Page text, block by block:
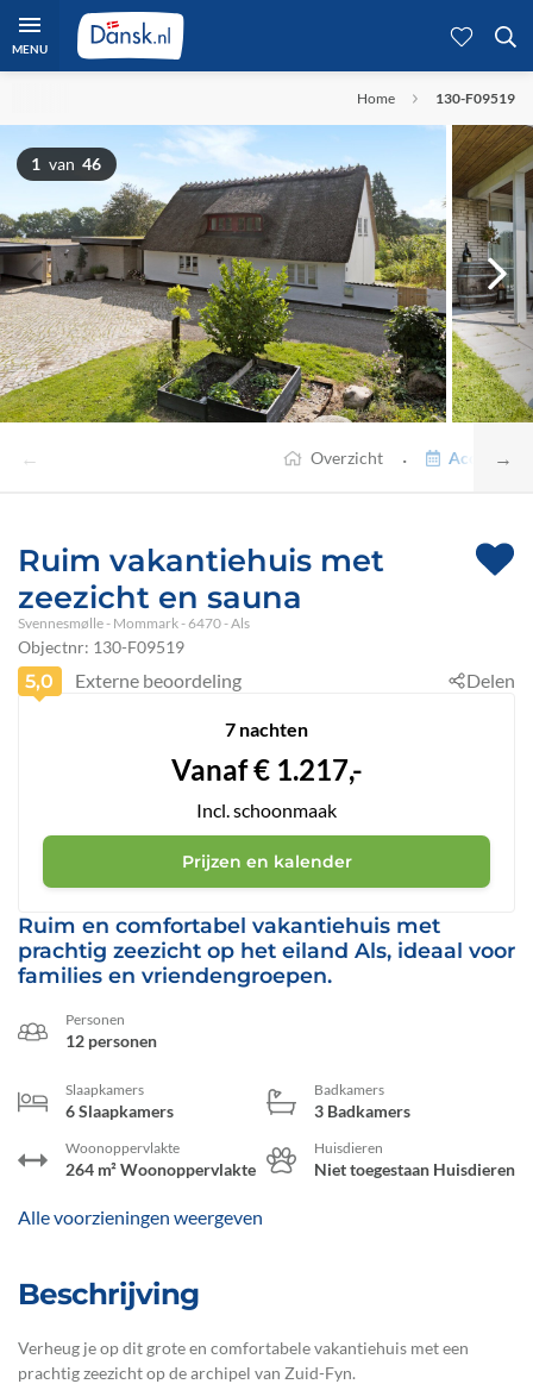
MENU
Home 130-F09519
1 van 46
← →
Overzicht ·
Ruim vakantiehuis met
zeezicht en sauna
Svennesmølle - Mommark - 6470 - Als
Objectnr: 130-F09519
Ruim en comfortabel vakantiehuis met
prachtig zeezicht op het eiland Als, ideaal voor
families en vriendengroepen.
Personen
12 personen
Slaapkamers
6 Slaapkamers
Badkamers
3 Badkamers
Woonoppervlakte
264 m² Woonoppervlakte
Huisdieren
Niet toegestaan Huisdieren
Alle voorzieningen weergeven
Beschrijving
Verheug je op dit grote en comfortabele vakantiehuis met een
prachtig zeezicht op de archipel van Zuid-Fyn.
5,0 Externe beoordeling Delen
7 nachten
Vanaf€ 1.217,-
Incl. schoonmaak
Prijzen en kalender